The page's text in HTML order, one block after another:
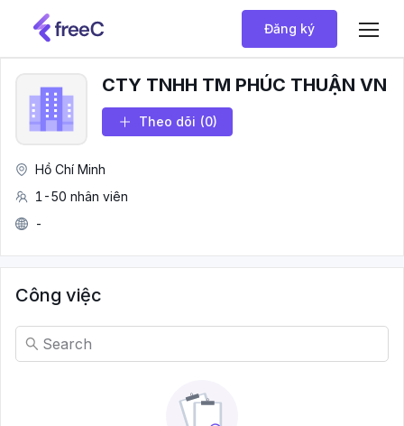
Đăng ký
CTY TNHH TM PHÚC THUẬN VN
Theo dõi (0)
Hồ Chí Minh
1-50 nhân viên
-
Công việc